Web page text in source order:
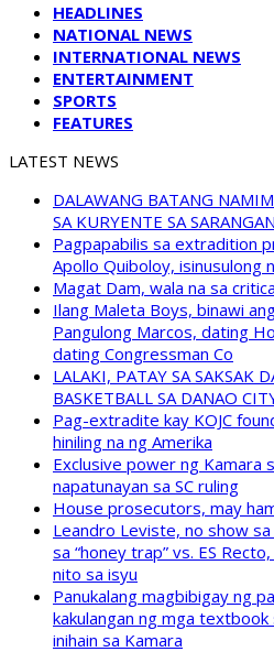
HEADLINES
NATIONAL NEWS
INTERNATIONAL NEWS
ENTERTAINMENT
SPORTS
FEATURES
LATEST NEWS
DALAWANG BATANG
SA KURYENTE SA
Pagpapabilis sa extradition
Apollo Quiboloy, isinusulong
Magat Dam, wala na sa
Ilang Maleta Boys, binawi
Pangulong Marcos, dating
dating Congressman Co
LALAKI, PATAY SA SAKSAK
BASKETBALL SA DANAO
Pag-extradite kay KOJC
hiniling na ng Amerika
Exclusive power ng Kamara
napatunayan sa SC ruling
House prosecutors, may
Leandro Leviste, no show
sa “honey trap” vs. ES
nito sa isyu
Panukalang magbibigay ng
kakulangan ng mga
inihain sa Kamara